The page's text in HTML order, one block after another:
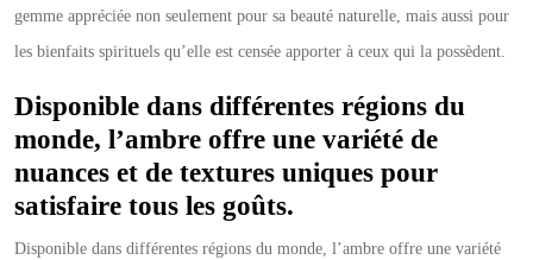
gemme appréciée non seulement pour sa beauté naturelle, mais aussi pour
les bienfaits spirituels qu’elle est censée apporter à ceux qui la possèdent.
Disponible dans différentes régions du
monde, l’ambre offre une variété de
nuances et de textures uniques pour
satisfaire tous les goûts.
Disponible dans différentes régions du monde, l’ambre offre une variété